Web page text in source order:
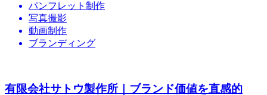
パンフレット制作
写真撮影
動画制作
ブランディング
有限会社サトウ製作所｜ブランド価値を直感的